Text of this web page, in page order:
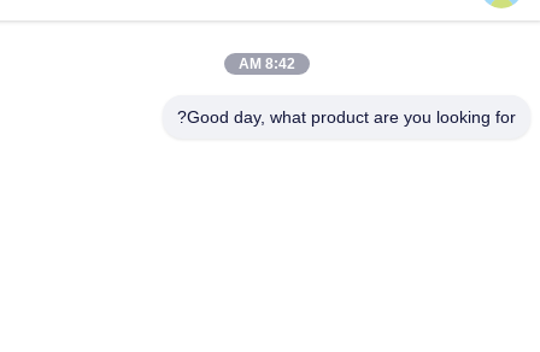
الهاتف
البريد الإلكتروني
8:42 AM
Good day, what product are you looking for?